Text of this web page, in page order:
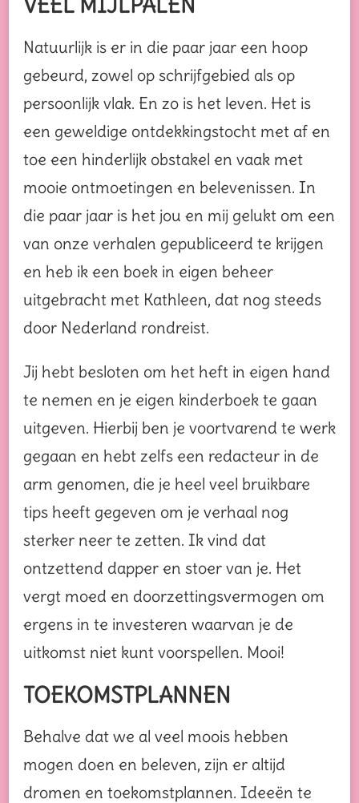
VEEL MIJLPALEN
Natuurlijk is er in die paar jaar een hoop
gebeurd, zowel op schrijfgebied als op
persoonlijk vlak. En zo is het leven. Het is
een geweldige ontdekkingstocht met af en
toe een hinderlijk obstakel en vaak met
mooie ontmoetingen en belevenissen. In
die paar jaar is het jou en mij gelukt om een
van onze verhalen gepubliceerd te krijgen
en heb ik een boek in eigen beheer
uitgebracht met Kathleen, dat nog steeds
door Nederland rondreist.
Jij hebt besloten om het heft in eigen hand
te nemen en je eigen kinderboek te gaan
uitgeven. Hierbij ben je voortvarend te werk
gegaan en hebt zelfs een redacteur in de
arm genomen, die je heel veel bruikbare
tips heeft gegeven om je verhaal nog
sterker neer te zetten. Ik vind dat
ontzettend dapper en stoer van je. Het
vergt moed en doorzettingsvermogen om
ergens in te investeren waarvan je de
uitkomst niet kunt voorspellen. Mooi!
TOEKOMSTPLANNEN
Behalve dat we al veel moois hebben
mogen doen en beleven, zijn er altijd
dromen en toekomstplannen. Ideeën te